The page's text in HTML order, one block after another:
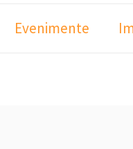
Evenimente